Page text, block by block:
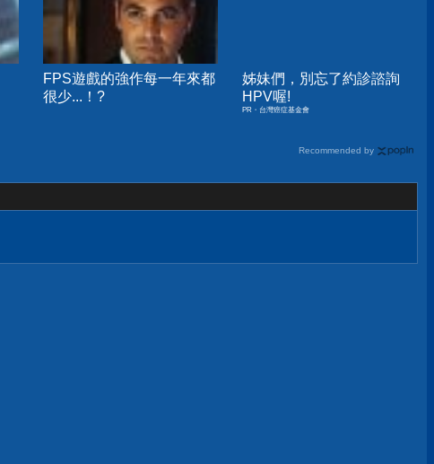
FPS遊戲的強作每一年來都
很少...！?
姊妹們，別忘了約診諮詢
HPV喔!
PR・台灣癌症基金會
Recommended by